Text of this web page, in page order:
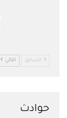
السابق التالي
حوادث